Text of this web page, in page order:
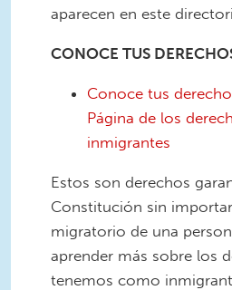
aparecen en este
CONOCE TUS
Conoce tus
Página de los
inmigrantes
Estos son derechos
Constitución sin
migratorio de una
aprender más sobre los
tenemos como